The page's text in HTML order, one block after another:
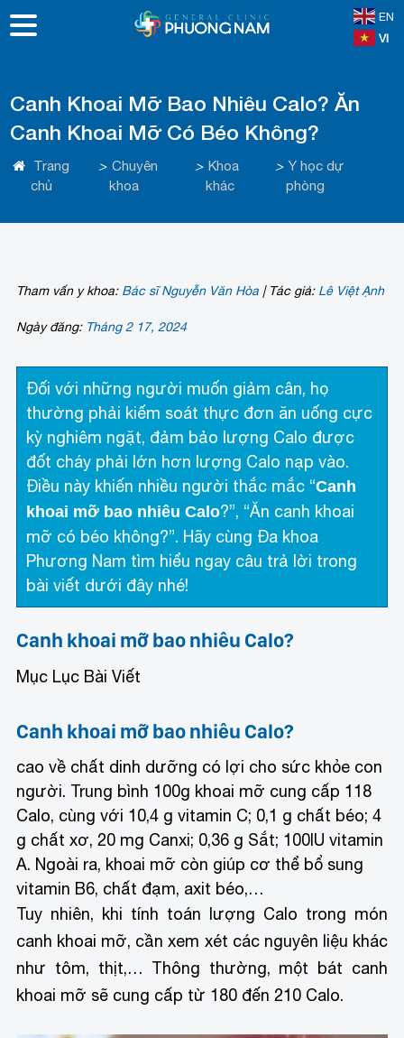
EN
VI
Canh Khoai Mỡ Bao Nhiêu Calo? Ăn
Canh Khoai Mỡ Có Béo Không?
Trang
chủ
> Chuyên
khoa
> Khoa
khác
> Y học dự
phòng
Tham vấn y khoa: Bác sĩ Nguyễn Văn Hòa |Tác giả: Lê Việt Ạnh
Ngày đăng: Tháng 2 17, 2024
Đối với những người muốn giảm cân, họ
thường phải kiếm soát thực đơn ăn uống cực
kỳ nghiêm ngặt, đảm bảo lượng Calo được
đốt cháy phải lớn hơn lượng Calo nạp vào.
Điều này khiến nhiều người thắc mắc “Canh
khoai mỡ bao nhiêu Calo?”, “Ăn canh khoai
mỡ có béo không?”. Hãy cùng Đa khoa
Phương Nam tìm hiểu ngay câu trả lời trong
bài viết dưới đây nhé!
Canh khoai mỡ bao nhiêu Calo?
Mục Lục Bài Viết
Canh khoai mỡ bao nhiêu Calo?
cao về chất dinh dưỡng có lợi cho sức khỏe con
người. Trung bình 100g khoai mỡ cung cấp 118
Calo, cùng với 10,4 g vitamin C; 0,1 g chất béo; 4
g chất xơ, 20 mg Canxi; 0,36 g Sắt; 100IU vitamin
A. Ngoài ra, khoai mỡ còn giúp cơ thể bổ sung
vitamin B6, chất đạm, axit béo,…
Tuy nhiên, khi tính toán lượng Calo trong món
canh khoai mỡ, cần xem xét các nguyên liệu khác
như tôm, thịt,… Thông thường, một bát canh
khoai mỡ sẽ cung cấp từ 180 đến 210 Calo.